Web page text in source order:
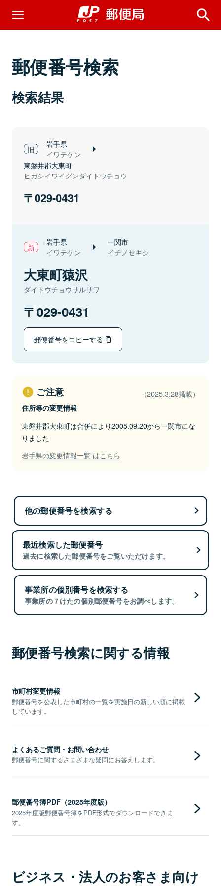
郵便番号検索
検索結果
岩手県
イワテケン
東磐井郡大東町
ヒガシイワイグンダイトウチョウ
029-0431
岩手県
イワテケン
一関市
イチノセキシ
大東町猿沢
ダイトウチョウサルサワ
029-0431
郵便番号をコピーする
ご注意 （2025.3.28掲載）
住所等の変更情報
東磐井郡大東町は合併により2005.09.20から一関市にな
りました
岩手県の変更情報一覧 はこちら
他の郵便番号を検索する
最近検索した郵便番号
過去に検索した郵便番号をご覧いただけます。
事業所の個別番号を検索する
事業所の７けたの個別郵便番号をお調べします。
郵便番号検索に関する情報
市町村変更情報
郵便番号を公表した市町村の一覧を実施日の新しい順に掲載
しています。
よくあるご質問・お問い合わせ
郵便番号に関するさまざまな疑問にお答えします。
郵便番号簿PDF（2025年度版）
2025年度版郵便番号簿をPDF形式でダウンロードできま
す。
ビジネス・法人のお客さま向け